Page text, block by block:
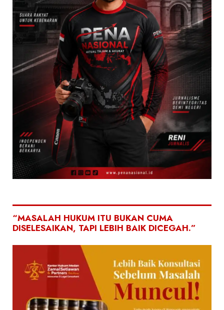
“MASALAH HUKUM ITU BUKAN CUMA
DISELESAIKAN, TAPI LEBIH BAIK DICEGAH.”